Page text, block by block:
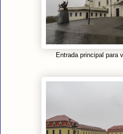
Entrada principal para